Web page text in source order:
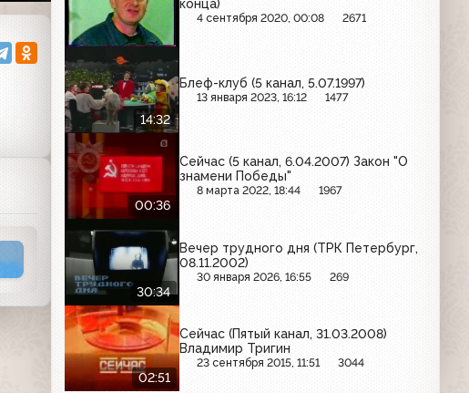
конца)
4 сентября 2020, 00:08 2671
14:32
Блеф-клуб (5 канал, 5.07.1997)
13 января 2023, 16:12 1477
00:36
Сейчас (5 канал, 6.04.2007) Закон "О
знамени Победы"
8 марта 2022, 18:44 1967
30:34
Вечер трудного дня (ТРК Петербург,
08.11.2002)
30 января 2026, 16:55 269
02:51
Сейчас (Пятый канал, 31.03.2008)
Владимир Тригин
23 сентября 2015, 11:51 3044